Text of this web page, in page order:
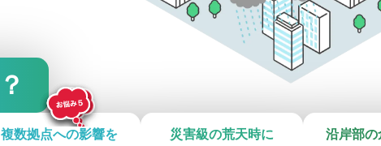
複数拠点への影響を
災害級の荒天時に
沿岸部の